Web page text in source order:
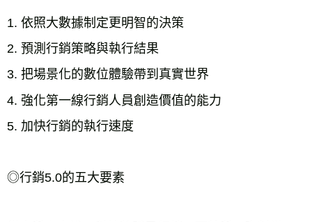
1. 依照大數據制定更明智的決策
2. 預測行銷策略與執行結果
3. 把場景化的數位體驗帶到真實世界
4. 強化第一線行銷人員創造價值的能力
5. 加快行銷的執行速度
◎行銷5.0的五大要素